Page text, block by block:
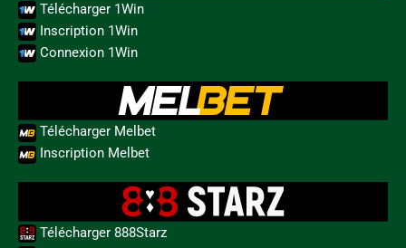
Télécharger 1Win
Inscription 1Win
Connexion 1Win
Télécharger Melbet
Inscription Melbet
Télécharger 888Starz